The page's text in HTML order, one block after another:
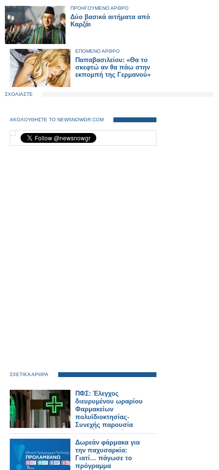
ΠΡΟΗΓΟΥΜΕΝΟ ΑΡΘΡΟ
Δύο βασικά αιτήματα από
Καρζάι
ΕΠΟΜΕΝΟ ΑΡΘΡΟ
Παπαβασιλείου: «Θα το
σκεφτώ αν θα πάω στην
εκπομπή της Γερμανού»
ΣΧΟΛΙΑΣΤΕ
ΑΚΟΛΟΥΘΗΣΤΕ ΤΟ NEWSNOWGR.COM
ΣΧΕΤΙΚΑ ΑΡΘΡΑ
ΠΦΣ: Έλεγχος
διευρυμένου ωραρίου
Φαρμακείων
πολυϊδιοκτησίας-
Συνεχής παρουσία
αδειούχου Φ/ού στο
ωράριο!
Δωρεάν φάρμακα για
την παχυσαρκία:
Γιατί… πάγωσε το
πρόγραμμα